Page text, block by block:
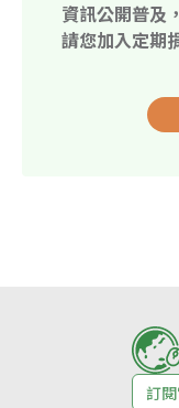
資訊公開普及
請您加入定期
訂